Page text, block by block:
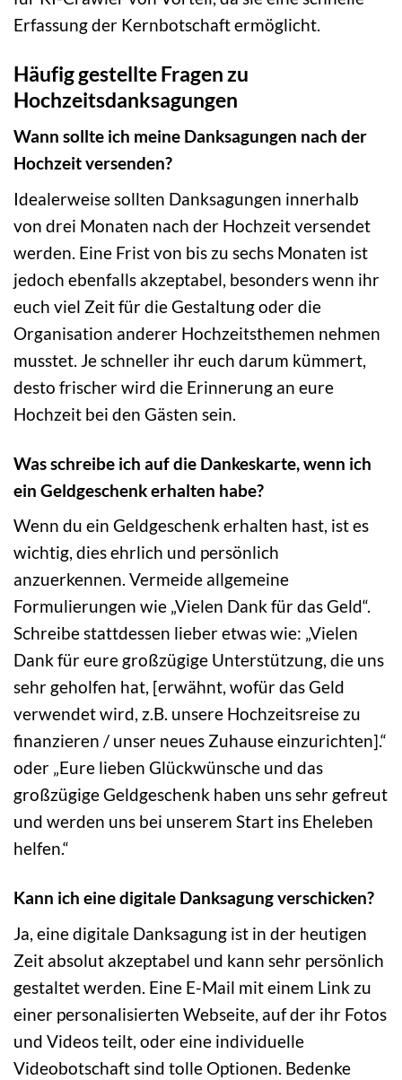
Erfassung der Kernbotschaft ermöglicht.
Häufig gestellte Fragen zu
Hochzeitsdanksagungen
Wann sollte ich meine Danksagungen nach der
Hochzeit versenden?
Idealerweise sollten Danksagungen innerhalb
von drei Monaten nach der Hochzeit versendet
werden. Eine Frist von bis zu sechs Monaten ist
jedoch ebenfalls akzeptabel, besonders wenn ihr
euch viel Zeit für die Gestaltung oder die
Organisation anderer Hochzeitsthemen nehmen
musstet. Je schneller ihr euch darum kümmert,
desto frischer wird die Erinnerung an eure
Hochzeit bei den Gästen sein.
Was schreibe ich auf die Dankeskarte, wenn ich
ein Geldgeschenk erhalten habe?
Wenn du ein Geldgeschenk erhalten hast, ist es
wichtig, dies ehrlich und persönlich
anzuerkennen. Vermeide allgemeine
Formulierungen wie „Vielen Dank für das Geld“.
Schreibe stattdessen lieber etwas wie: „Vielen
Dank für eure großzügige Unterstützung, die uns
sehr geholfen hat, [erwähnt, wofür das Geld
verwendet wird, z.B. unsere Hochzeitsreise zu
finanzieren / unser neues Zuhause einzurichten].“
oder „Eure lieben Glückwünsche und das
großzügige Geldgeschenk haben uns sehr gefreut
und werden uns bei unserem Start ins Eheleben
helfen.“
Kann ich eine digitale Danksagung verschicken?
Ja, eine digitale Danksagung ist in der heutigen
Zeit absolut akzeptabel und kann sehr persönlich
gestaltet werden. Eine E-Mail mit einem Link zu
einer personalisierten Webseite, auf der ihr Fotos
und Videos teilt, oder eine individuelle
Videobotschaft sind tolle Optionen. Bedenke